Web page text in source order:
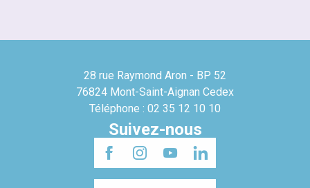
28 rue Raymond Aron - BP 52
76824 Mont-Saint-Aignan Cedex
Téléphone : 02 35 12 10 10
Suivez-nous